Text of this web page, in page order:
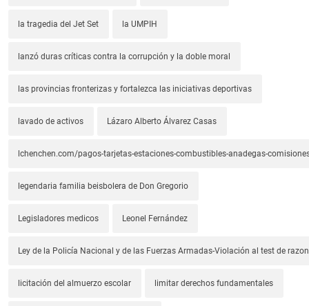
la tragedia del Jet Set la UMPIH
lanzó duras críticas contra la corrupción y la doble moral
las provincias fronterizas y fortalezca las iniciativas deportivas
lavado de activos Lázaro Alberto Álvarez Casas
lchenchen.com/pagos-tarjetas-estaciones-combustibles-anadegas-
legendaria familia beisbolera de Don Gregorio
Legisladores medicos Leonel Fernández
Ley de la Policía Nacional y de las Fuerzas Armadas-Violación al test de
licitación del almuerzo escolar limitar derechos fundamentales